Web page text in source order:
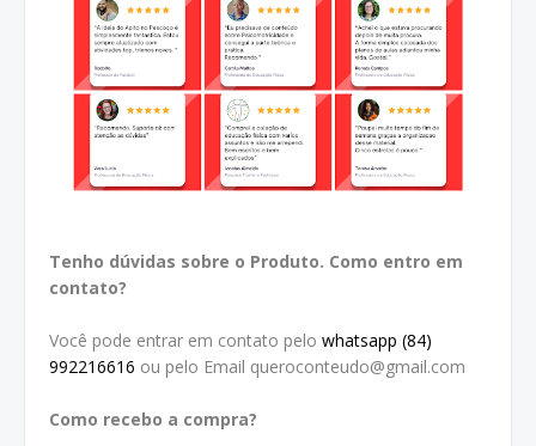
Tenho dúvidas sobre o Produto. Como entro em
contato?
Você pode entrar em contato pelo whatsapp (84)
992216616 ou pelo Email queroconteudo@gmail.com
Como recebo a compra?